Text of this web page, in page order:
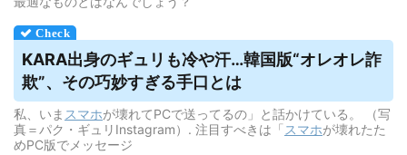
KARA出身のギュリも冷や汗…韓国版“オレオレ詐
欺”、その巧妙すぎる手口とは
私、いま スマホが壊れてPCで送ってるの」と話かけている。 （写
真＝パク・ギュリInstagram）. 注目すべきは「スマホが壊れたた
めPC版でメッセージ